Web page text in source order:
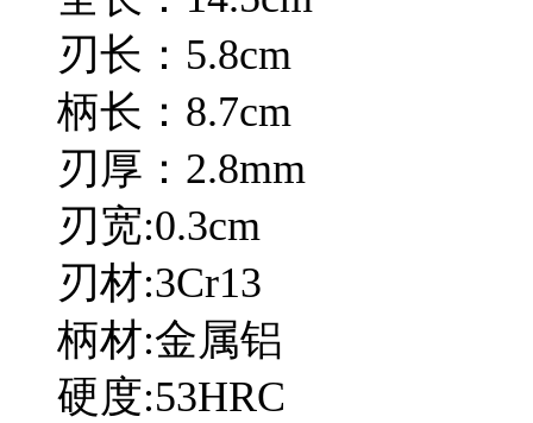
刃长：5.8cm
柄长：8.7cm
刃厚：2.8mm
刃宽:0.3cm
刃材:3Cr13
柄材:金属铝
硬度:53HRC